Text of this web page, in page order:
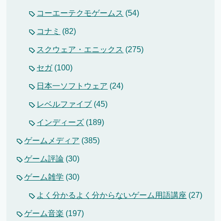
コーエーテクモゲームス (54)
コナミ (82)
スクウェア・エニックス (275)
セガ(100)
日本一ソフトウェア (24)
レベルファイブ (45)
インディーズ (189)
ゲームメディア (385)
ゲーム評論 (30)
ゲーム雑学 (30)
よく分かるよく分からないゲーム用語講座 (27)
ゲーム音楽 (197)